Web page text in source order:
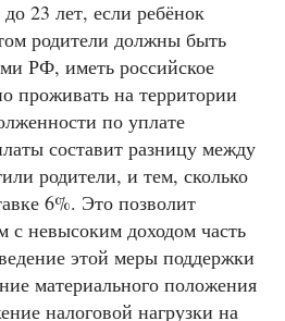
23 лет, если ребёнок
родители должны быть
РФ, иметь российское
проживать на территории
по уплате
составит разницу между
родители, и тем, сколько
6%. Это позволит
с невысоким доходом часть
этой меры поддержки
материального положения
налоговой нагрузки на